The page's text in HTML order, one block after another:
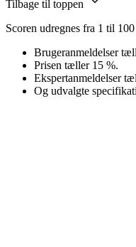
Tilbage til toppen
Scoren udregnes fra 1 til
Brugeranmeldelser
Prisen tæller 15 %.
Ekspertanmeldelser
Og udvalgte